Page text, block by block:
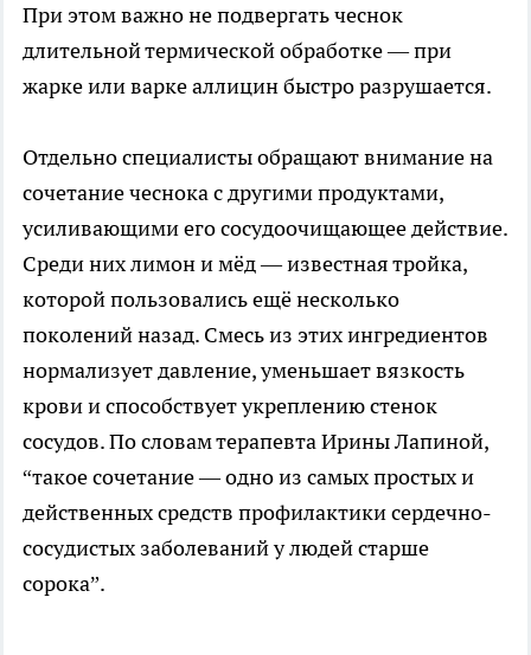
При этом важно не подвергать чеснок
длительной термической обработке — при
жарке или варке аллицин быстро разрушается.
Отдельно специалисты обращают внимание на
сочетание чеснока с другими продуктами,
усиливающими его сосудоочищающее действие.
Среди них лимон и мёд — известная тройка,
которой пользовались ещё несколько
поколений назад. Смесь из этих ингредиентов
нормализует давление, уменьшает вязкость
крови и способствует укреплению стенок
сосудов. По словам терапевта Ирины Лапиной,
“такое сочетание — одно из самых простых и
действенных средств профилактики сердечно-
сосудистых заболеваний у людей старше
сорока”.